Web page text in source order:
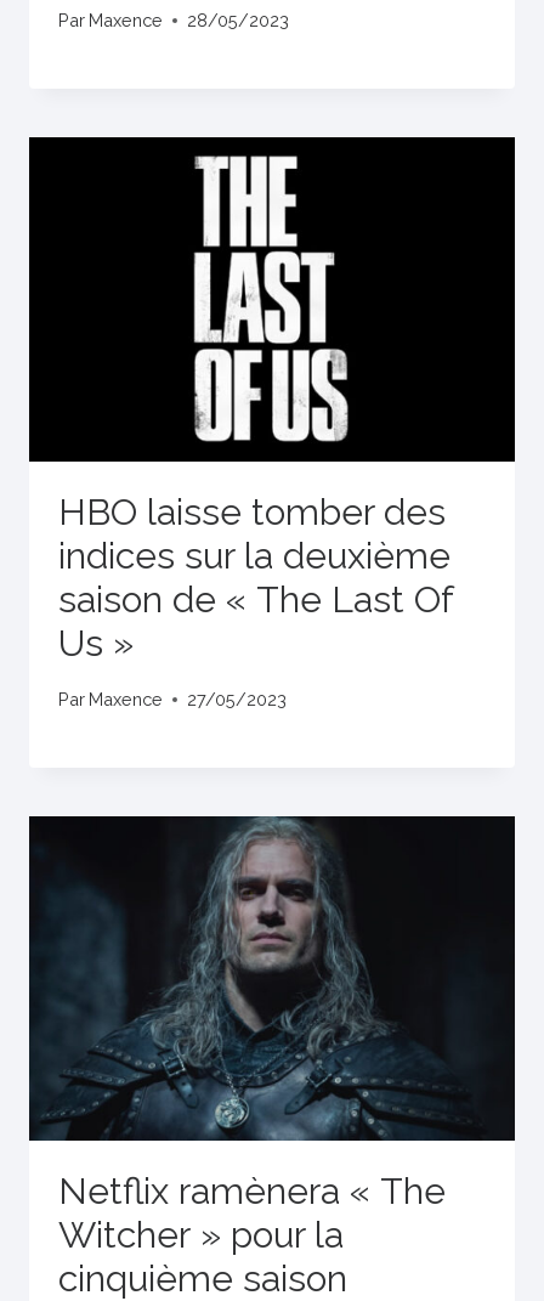
Par Maxence 28/05/2023
HBO laisse tomber des
indices sur la deuxième
saison de « The Last Of
Us »
Par Maxence 27/05/2023
Netflix ramènera « The
Witcher » pour la
cinquième saison